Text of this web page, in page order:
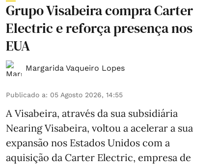
Grupo Visabeira compra Carter
Electric e reforça presença nos
EUA
Margarida Vaqueiro Lopes
Publicado a: 05 Agosto 2026, 14:55
A Visabeira, através da sua subsidiária
Nearing Visabeira, voltou a acelerar a sua
expansão nos Estados Unidos com a
aquisição da Carter Electric, empresa de